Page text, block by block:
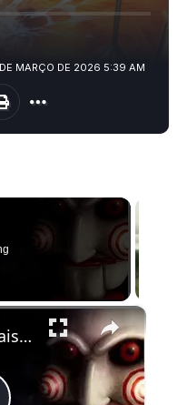
MARÇO DE 2026 5:39 AM
×
Saw Jogos Mortais O Game - GamePlay Legendado em Português PT-BR